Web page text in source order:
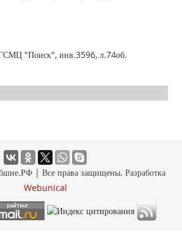
"Поиск", инв.3596, л.74об.
| Все права защищены. Разработка
Webunical